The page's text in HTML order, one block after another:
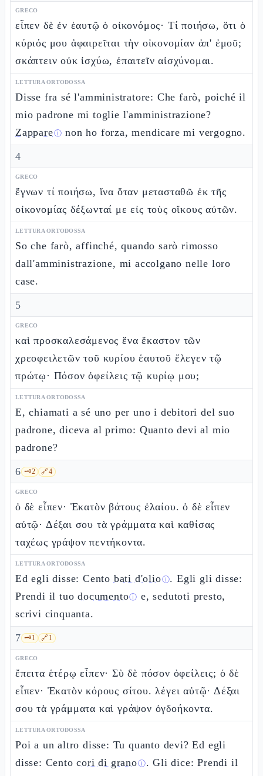
GRECO
εἶπεν δὲ ἐν ἑαυτῷ ὁ οἰκονόμος· Τί ποιήσω, ὅτι ὁ
κύριός μου ἀφαιρεῖται τὴν οἰκονομίαν ἀπ' ἐμοῦ;
σκάπτειν οὐκ ἰσχύω, ἐπαιτεῖν αἰσχύνομαι.
LETTURA ORTODOSSA
Disse fra sé l'amministratore: Che farò, poiché il
mio padrone mi toglie l'amministrazione?
Zappareⓘ non ho forza, mendicare mi vergogno.
4
GRECO
ἔγνων τί ποιήσω, ἵνα ὅταν μετασταθῶ ἐκ τῆς
οἰκονομίας δέξωνταί με εἰς τοὺς οἴκους αὐτῶν.
LETTURA ORTODOSSA
So che farò, affinché, quando sarò rimosso
dall'amministrazione, mi accolgano nelle loro
case.
5
GRECO
καὶ προσκαλεσάμενος ἕνα ἕκαστον τῶν
χρεοφειλετῶν τοῦ κυρίου ἑαυτοῦ ἔλεγεν τῷ
πρώτῳ· Πόσον ὀφείλεις τῷ κυρίῳ μου;
LETTURA ORTODOSSA
E, chiamati a sé uno per uno i debitori del suo
padrone, diceva al primo: Quanto devi al mio
padrone?
6 🗝️2 🔗4
GRECO
ὁ δὲ εἶπεν· Ἑκατὸν βάτους ἐλαίου. ὁ δὲ εἶπεν
αὐτῷ· Δέξαι σου τὰ γράμματα καὶ καθίσας
ταχέως γράψον πεντήκοντα.
LETTURA ORTODOSSA
Ed egli disse: Cento bati d'olioⓘ. Egli gli disse:
Prendi il tuodocumentoⓘ e, sedutoti presto,
scrivi cinquanta.
7 🗝️1 🔗1
GRECO
ἔπειτα ἑτέρῳ εἶπεν· Σὺ δὲ πόσον ὀφείλεις; ὁ δὲ
εἶπεν· Ἑκατὸν κόρους σίτου. λέγει αὐτῷ· Δέξαι
σου τὰ γράμματα καὶ γράψον ὀγδοήκοντα.
LETTURA ORTODOSSA
Poi a un altro disse: Tu quanto devi? Ed egli
disse: Centocori di granoⓘ. Gli dice: Prendi il